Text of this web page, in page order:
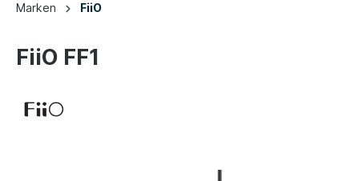
Marken FiiO
FiiO FF1